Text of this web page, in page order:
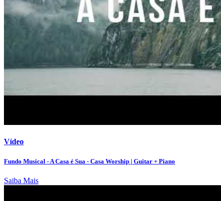
Vídeo
Fundo Musical - A Casa é Sua - Casa Worship | Guitar + Piano
Saiba Mais